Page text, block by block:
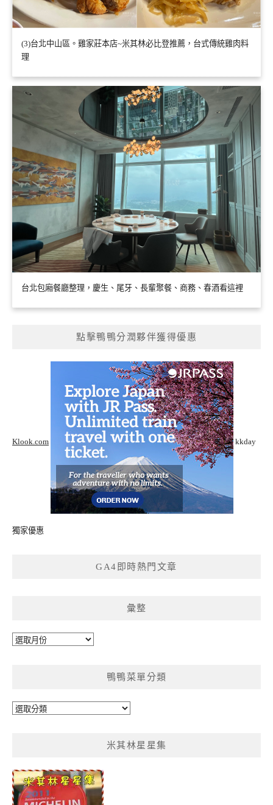
(3)台北中山區。雞家莊本店~米其林必比登推薦，台式傳統雞肉料
理
台北包廂餐廳整理，慶生、尾牙、長輩聚餐、商務、春酒看這裡
點擊鴨鴨分潤夥伴獲得優惠
Klook.com kkday
獨家優惠
GA4即時熱門文章
彙整
彙
鴨鴨菜單分類
鴨
類
米其林星星集